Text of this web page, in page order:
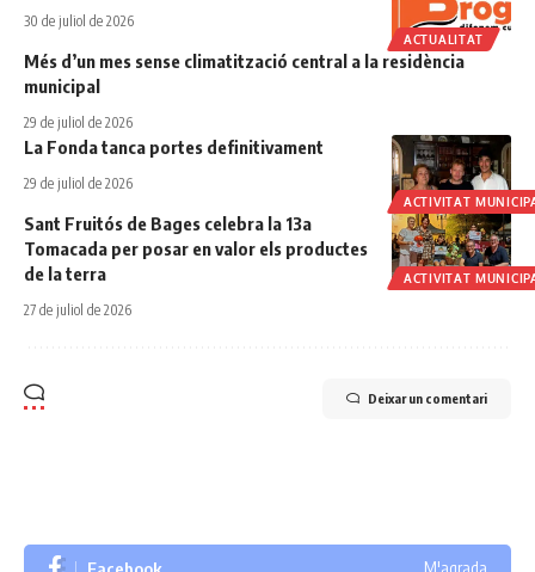
ACTUALITAT
30 de juliol de 2026
Més d’un mes sense climatització central a la residència
municipal
29 de juliol de 2026
ACTIVITAT
La Fonda tanca portes definitivament
29 de juliol de 2026
ACTIVITAT
Sant Fruitós de Bages celebra la 13a
Tomacada per posar en valor els productes
de la terra
27 de juliol de 2026
Deixar un comentari